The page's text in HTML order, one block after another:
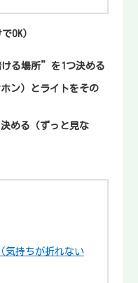
OK）
る場所”を1つ決める
ン）とライトをその
める（ずっと見な
気持ちが折れない